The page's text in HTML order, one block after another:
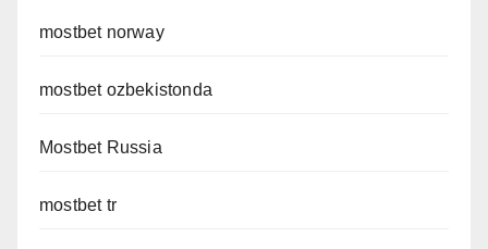
mostbet norway
mostbet ozbekistonda
Mostbet Russia
mostbet tr